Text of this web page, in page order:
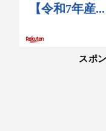
スポ